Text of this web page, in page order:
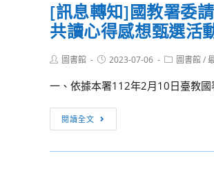
國
立
隆
級
中
學
[訊息轉知]國教署委
共讀心得感想甄選活
Post圖書館
Post2023-07-06
Post圖書館/
一、依據本署112年2月10日臺教
閱讀全文
息
轉